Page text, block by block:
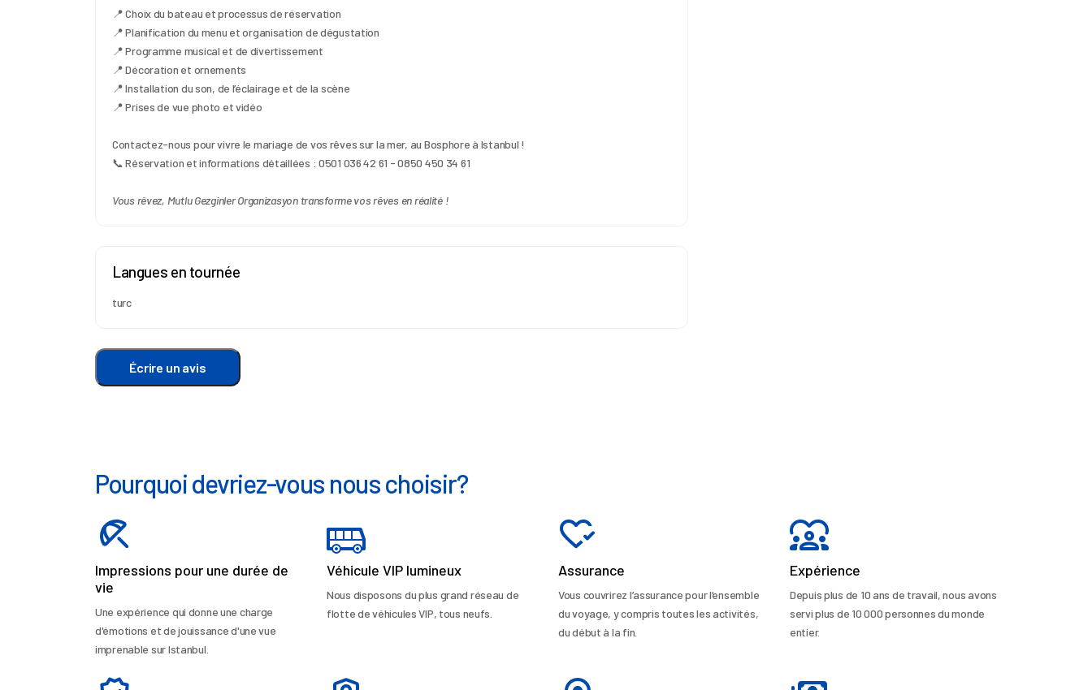
📍 Choix du bateau et processus de réservation
📍 Planification du menu et organisation de dégustation
📍 Programme musical et de divertissement
📍 Décoration et ornements
📍 Installation du son, de l’éclairage et de la scène
📍 Prises de vue photo et vidéo
Contactez-nous pour vivre le mariage de vos rêves sur la mer, au Bosphore à Istanbul !
📞 Réservation et informations détaillées : 0501 036 42 61 - 0850 450 34 61
Vous rêvez, Mutlu Gezginler Organizasyon transforme vos rêves en réalité !
Langues en tournée
turc
Écrire un avis
Pourquoi devriez-vous nous choisir?
Impressions pour une durée de
vie
Une expérience qui donne une charge
d'émotions et de jouissance d'une vue
imprenable sur Istanbul.
Véhicule VIP lumineux
Nous disposons du plus grand réseau de
flotte de véhicules VIP, tous neufs.
Assurance
Vous couvrirez l’assurance pour l’ensemble
du voyage, y compris toutes les activités,
du début à la fin.
Expérience
Depuis plus de 10 ans de travail, nous avons
servi plus de 10 000 personnes du monde
entier.